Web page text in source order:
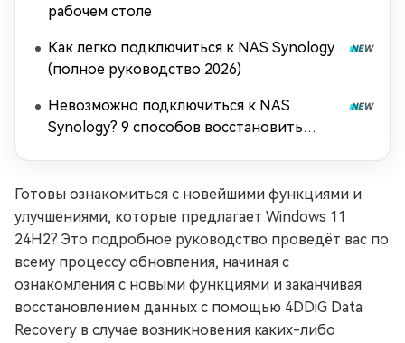
рабочем столе
Как легко подключиться к NAS Synology
(полное руководство 2026)
Невозможно подключиться к NAS
Synology? 9 способов восстановить
Готовы ознакомиться с новейшими функциями и
улучшениями, которые предлагает Windows 11
24H2? Это подробное руководство проведёт вас по
всему процессу обновления, начиная с
ознакомления с новыми функциями и заканчивая
восстановлением данных с помощью 4DDiG Data
Recovery в случае возникновения каких-либо